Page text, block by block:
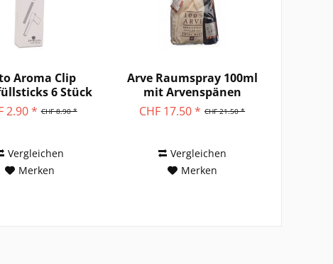
Aroma Clip
6 Stück
CHF 8.90 *
2.90 *
Vergleichen
Merken
Arve Raumspray 100ml
mit Arvenspänen
CHF 21.50 *
CHF 17.50 *
Vergleichen
Merken